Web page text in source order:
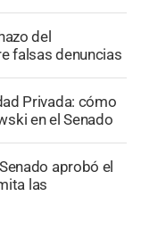
del
falsas denuncias
Privada: cómo
en el Senado
aprobó el
las